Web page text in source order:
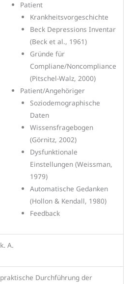
Patient
Krankheitsvorgeschichte
Beck Depressions Inventar
(Beck et al., 1961)
Gründe für
Compliane/Noncompliance
(Pitschel-Walz, 2000)
Patient/Angehöriger
Soziodemographische
Daten
Wissensfragebogen
(Görnitz, 2002)
Dysfunktionale
Einstellungen (Weissman,
1979)
Automatische Gedanken
(Hollon & Kendall, 1980)
Feedback
k. A.
praktische Durchführung der